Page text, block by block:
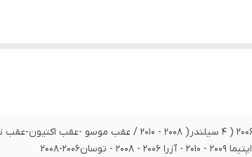
- توسان2006-2008